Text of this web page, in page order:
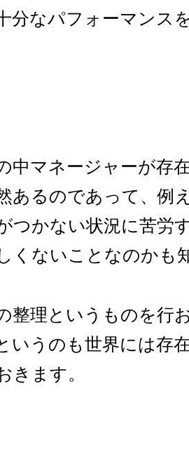
分なパフォーマンス
中マネージャーが存
あるのであって、例
つかない状況に苦労
くないことなのかも
整理というものを行
いうのも世界には存
きます。